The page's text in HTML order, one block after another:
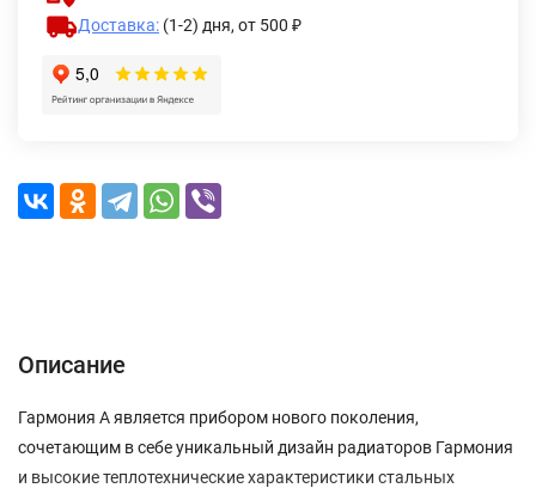
Доставка: (1-2) дня, от 500 ₽
Описание
Гармония А является прибором нового поколения,
сочетающим в себе уникальный дизайн радиаторов Гармония
и высокие теплотехнические характеристики стальных